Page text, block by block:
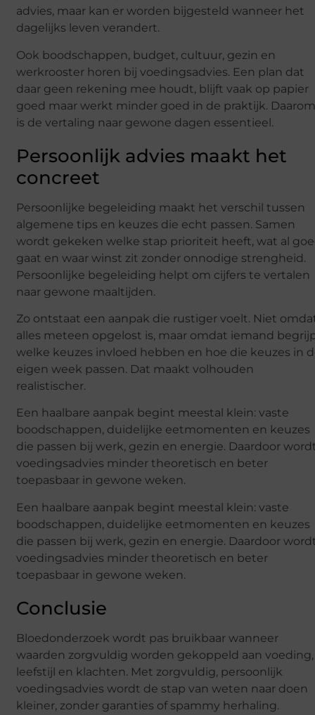
advies, maar kan er worden bijgesteld wanneer het
dagelijks leven verandert.
Ook boodschappen, budget, cultuur, gezin en
werkrooster horen bij voedingsadvies. Een plan dat
daar geen rekening mee houdt, blijft vaak op papier
goed maar werkt minder goed in de praktijk.
is de vertaling naar gewone dagen essentieel.
Persoonlijk advies maakt het
concreet
Persoonlijke begeleiding maakt het verschil tussen
algemene tips en keuzes die echt passen. Samen
wordt gekeken welke stap prioriteit heeft, wat al
gaat en waar winst zit zonder onnodige strengheid.
Persoonlijke begeleiding helpt om cijfers te vertalen
naar gewone maaltijden.
Zo ontstaat een aanpak die rustiger voelt. Niet
alles meteen opgelost is, maar omdat iemand
welke keuzes invloed hebben en hoe die keuzes in
eigen week passen. Dat maakt volhouden
realistischer.
Een haalbare aanpak begint meestal klein: vaste
boodschappen, duidelijke eetmomenten en keuzes
die passen bij werk, gezin en energie. Daardoor
voedingsadvies minder theoretisch en beter
toepasbaar in gewone weken.
Een haalbare aanpak begint meestal klein: vaste
boodschappen, duidelijke eetmomenten en keuzes
die passen bij werk, gezin en energie. Daardoor
voedingsadvies minder theoretisch en beter
toepasbaar in gewone weken.
Conclusie
Bloedonderzoek wordt pas bruikbaar wanneer
waarden zorgvuldig worden gekoppeld aan voeding,
leefstijl en klachten. Met zorgvuldig, persoonlijk
voedingsadvies wordt de stap van weten naar doen
kleiner, zonder garanties of spammy herhaling.